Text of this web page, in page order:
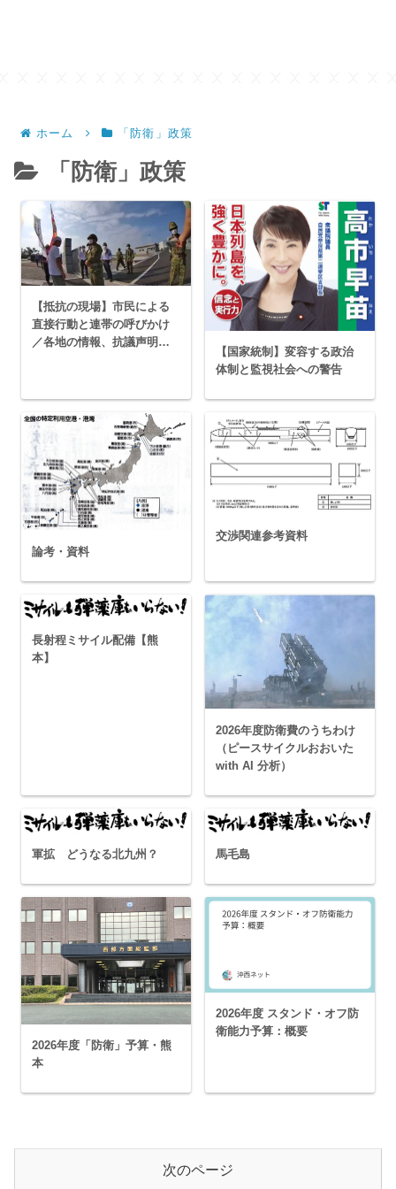
ホーム 「防衛」政策
「防衛」政策
【抵抗の現場】市民による
直接行動と連帯の呼びかけ
／各地の情報、抗議声明・
【国家統制】変容する政治
体制と監視社会への警告
論考・資料
交渉関連参考資料
長射程ミサイル配備【熊
本】
2026年度防衛費のうちわけ
（ピースサイクルおおいた
with AI 分析）
軍拡 どうなる北九州？ 馬毛島
2026年度「防衛」予算・熊
本
2026年度 スタンド・オフ防
衛能力予算：概要
次のページ